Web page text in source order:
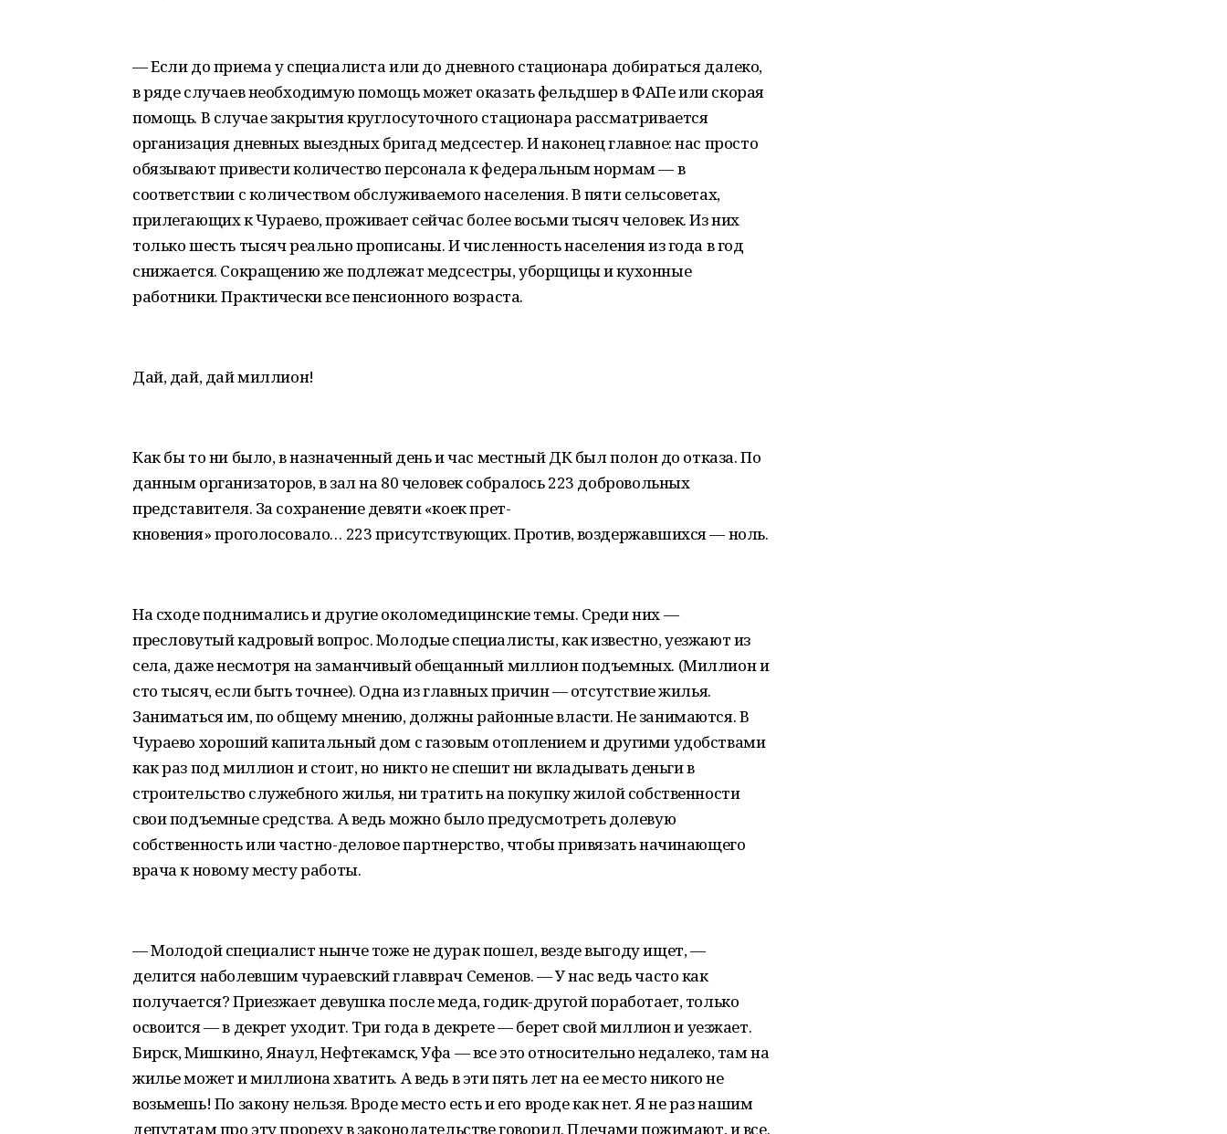
— Если до приема у специалиста или до дневного стационара добираться далеко,
в ряде случаев необходимую помощь может оказать фельдшер в ФАПе или скорая
помощь. В случае закрытия круглосуточного стационара рассматривается
организация дневных выездных бригад медсестер. И наконец главное: нас просто
обязывают привести количество персонала к федеральным нормам — в
соответствии с количеством обслуживаемого населения. В пяти сельсоветах,
прилегающих к Чураево, проживает сейчас более восьми тысяч человек. Из них
только шесть тысяч реально прописаны. И численность населения из года в год
снижается. Сокращению же подлежат медсестры, уборщицы и кухонные
работники. Практически все пенсионного возраста.
Дай, дай, дай миллион!
Как бы то ни было, в назначенный день и час местный ДК был полон до отказа. По
данным организаторов, в зал на 80 человек собралось 223 добровольных
представителя. За сохранение девяти «коек прет-
кновения» проголосовало… 223 присутствующих. Против, воздержавшихся — ноль.
На сходе поднимались и другие околомедицинские темы. Среди них —
пресловутый кадровый вопрос. Молодые специалисты, как известно, уезжают из
села, даже несмотря на заманчивый обещанный миллион подъемных. (Миллион и
сто тысяч, если быть точнее). Одна из главных причин — отсутствие жилья.
Заниматься им, по общему мнению, должны районные власти. Не занимаются. В
Чураево хороший капитальный дом с газовым отоплением и другими удобствами
как раз под миллион и стоит, но никто не спешит ни вкладывать деньги в
строительство служебного жилья, ни тратить на покупку жилой собственности
свои подъемные средства. А ведь можно было преду­смотреть долевую
собственность или частно-деловое партнерство, чтобы привязать начинающего
врача к новому месту работы.
— Молодой специалист нынче тоже не дурак пошел, везде выгоду ищет, —
делится наболевшим чураевский главврач Семенов. — У нас ведь часто как
получается? Приезжает девушка после меда, годик-другой поработает, только
освоится — в декрет уходит. Три года в декрете — берет свой миллион и уезжает.
Бирск, Мишкино, Янаул, Нефтекамск, Уфа — все это относительно недалеко, там на
жилье может и миллиона хватить. А ведь в эти пять лет на ее место никого не
возьмешь! По закону нельзя. Вроде место есть и его вроде как нет. Я не раз нашим
депутатам про эту прореху в законодательстве говорил. Плечами пожимают, и все.